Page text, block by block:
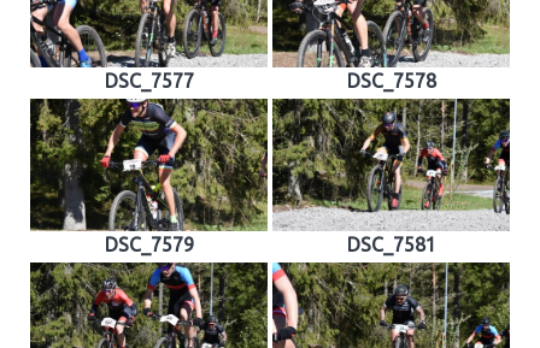
DSC_7577 DSC_7578
DSC_7579 DSC_7581